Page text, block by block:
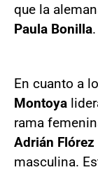
que la
Paula Bonilla.
En cuanto a
Montoya
rama
Adrián Flórez
masculina.